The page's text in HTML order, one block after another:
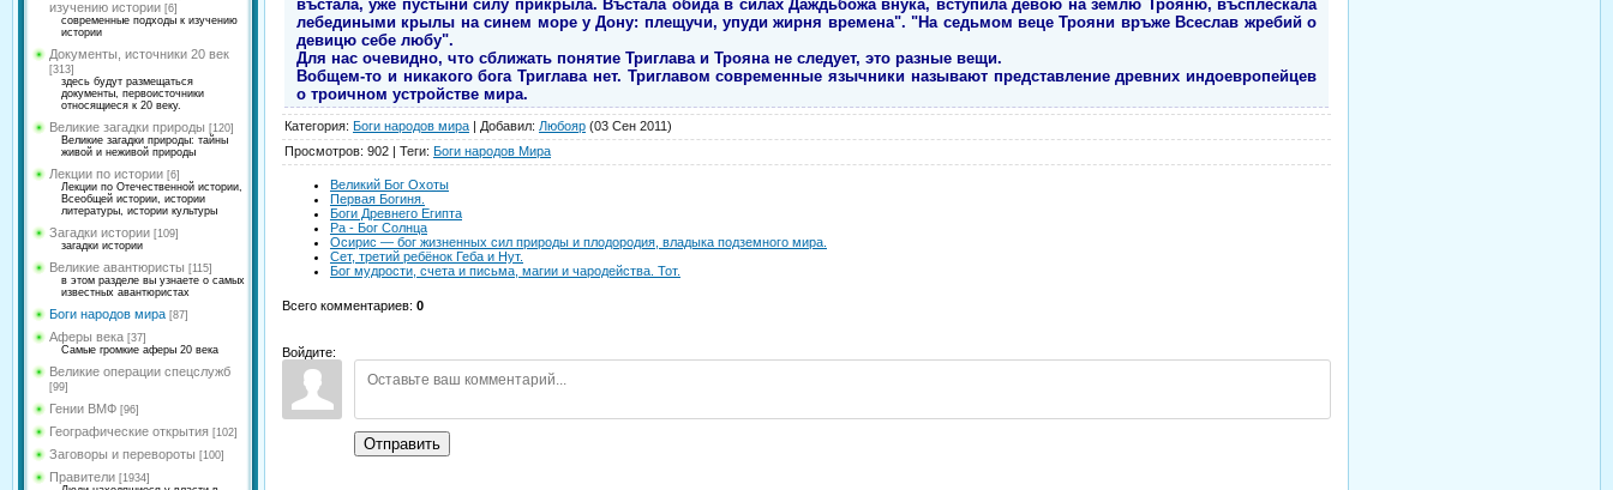
изучению истории [6]
современные подходы к изучению
истории
Документы, источники 20 век
[313]
здесь будут размещаться
документы, первоисточники
относящиеся к 20 веку.
Великие загадки природы [120]
Великие загадки природы: тайны
живой и неживой природы
Лекции по истории [6]
Лекции по Отечественной истории,
Всеобщей истории, истории
литературы, истории культуры
Загадки истории [109]
загадки истории
Великие авантюристы [115]
в этом разделе вы узнаете о самых
известных авантюристах
Боги народов мира [87]
Аферы века [37]
Самые громкие аферы 20 века
Великие операции спецслужб
[99]
Гении ВМФ [96]
Географические открытия [102]
Заговоры и перевороты [100]
Правители [1934]
въстала, уже пустыни силу прикрыла. Въстала обида в силах Даждьбожа внука, вступила девою на землю Трояню, въсплескала
лебедиными крылы на синем море у Дону: плещучи, упуди жирня времена". "На седьмом веце Трояни връже Всеслав жребий о
девицю себе любу".
Для нас очевидно, что сближать понятие Триглава и Трояна не следует, это разные вещи.
Вобщем-то и никакого бога Триглава нет. Триглавом современные язычники называют представление древних индоевропейцев
о троичном устройстве мира.
Категория: Боги народов мира | Добавил: Любояр (03 Сен 2011)
Просмотров: 902 | Теги: Боги народов Мира
Великий Бог Охоты
Первая Богиня.
Боги Древнего Египта
Ра - Бог Солнца
Осирис — бог жизненных сил природы и плодородия, владыка подземного мира.
Сет, третий ребёнок Геба и Нут.
Бог мудрости, счета и письма, магии и чародейства. Тот.
Всего комментариев: 0
Войдите:
Отправить